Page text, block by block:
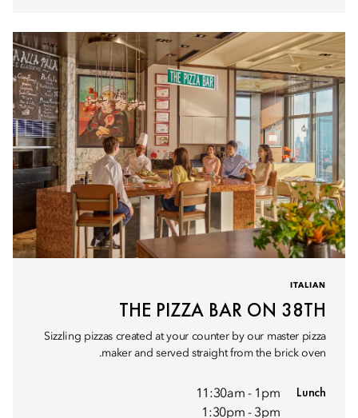
ITALIAN
THE PIZZA BAR ON 38TH
Sizzling pizzas created at your counter by our master pizza
maker and served straight from the brick oven.
Lunch
11:30am - 1pm
1:30pm - 3pm